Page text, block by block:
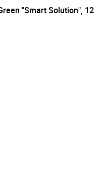
"Smart Solution", 12